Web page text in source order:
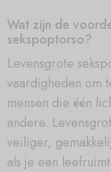
Wat zijn de
sekspoptorso?
Levensgrote
vaardigheden om
mensen die één
andere.
veiliger,
als je een